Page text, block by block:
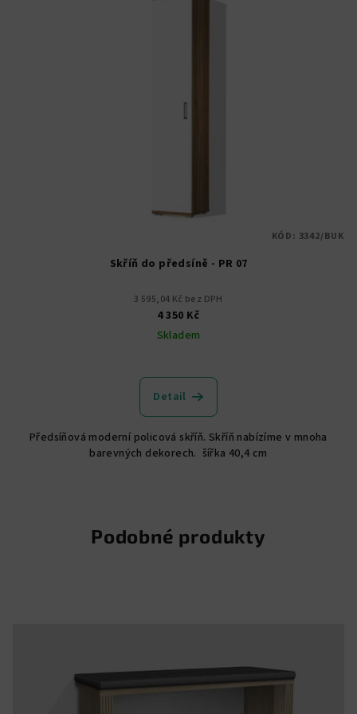
Skříň do předsíně - PR 07
3 595,04 Kč bez DPH
4 350 Kč
Skladem
hodnocení
produktu
z
5
Detail
Předsíňová moderní policová skříň. Skříň nabízíme v mnoha
barevných dekorech. šířka 40,4 cm
KÓD: 3342/BUK
Podobné produkty